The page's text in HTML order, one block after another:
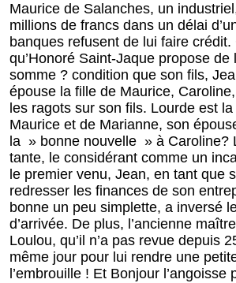
Maurice de Salanches, un
millions de francs dans un délai
banques refusent de lui faire crédit.
qu’Honoré Saint-Jaque propose de
somme ? condition que son fils,
épouse la fille de Maurice,
les ragots sur son fils. Lourde est
Maurice et de Marianne, son
la » bonne nouvelle » à Caroline?
tante, le considérant comme un
le premier venu, Jean, en tant que
redresser les finances de son
bonne un peu simplette, a inversé
d’arrivée. De plus, l’ancienne
Loulou, qu’il n’a pas revue depuis
même jour pour lui rendre une
l’embrouille ! Et Bonjour l’angoisse